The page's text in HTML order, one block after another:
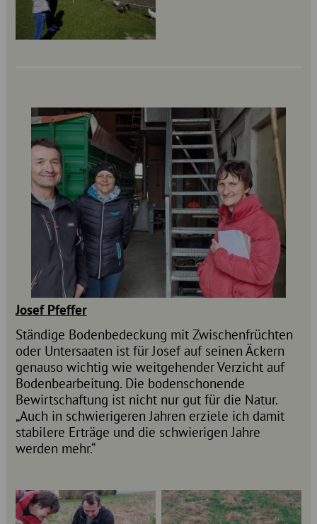
Josef Pfeffer
Ständige Bodenbedeckung mit Zwischenfrüchten
oder Untersaaten ist für Josef auf seinen Äckern
genauso wichtig wie weitgehender Verzicht auf
Bodenbearbeitung. Die bodenschonende
Bewirtschaftung ist nicht nur gut für die Natur.
„Auch in schwierigeren Jahren erziele ich damit
stabilere Erträge und die schwierigen Jahre
werden mehr.“